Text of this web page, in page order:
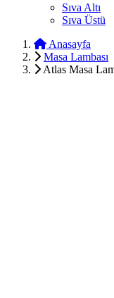
Sıva Altı
Sıva Üstü
Anasayfa
Masa Lambası
Atlas Masa